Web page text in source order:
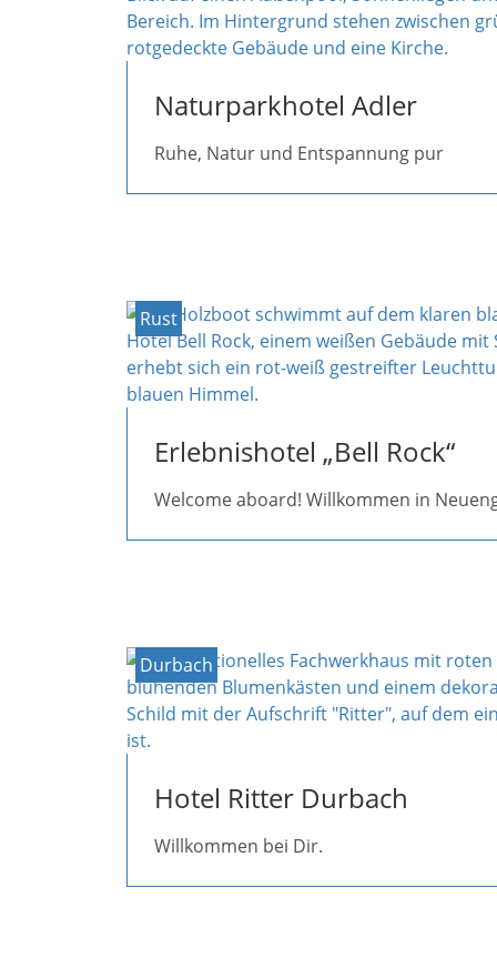
Naturparkhotel Adler
Ruhe, Natur und Entspannung pur
Rust
Erlebnishotel „Bell Rock“
Welcome aboard! Willkommen in
Durbach
Hotel Ritter Durbach
Willkommen bei Dir.